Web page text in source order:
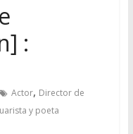
:
Actor, Director de
y poeta